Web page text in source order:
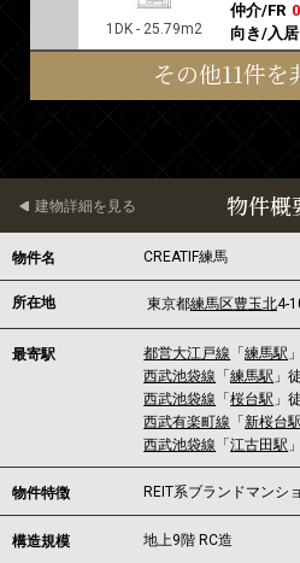
1DK - 25.79m2
仲介/FR
向き/入居
その他11件を
物件概
建物詳細を見る
物件名 CREATIF練馬
所在地 東京都練馬区豊玉北4-
最寄駅 都営大江戸線 「練馬駅
西武池袋線 「練馬駅 」
西武池袋線 「桜台駅 」
西武有楽町線 「新桜台駅
西武池袋線 「江古田駅
物件特徴 REIT系ブランドマンシ
構造規模 地上9階 RC造